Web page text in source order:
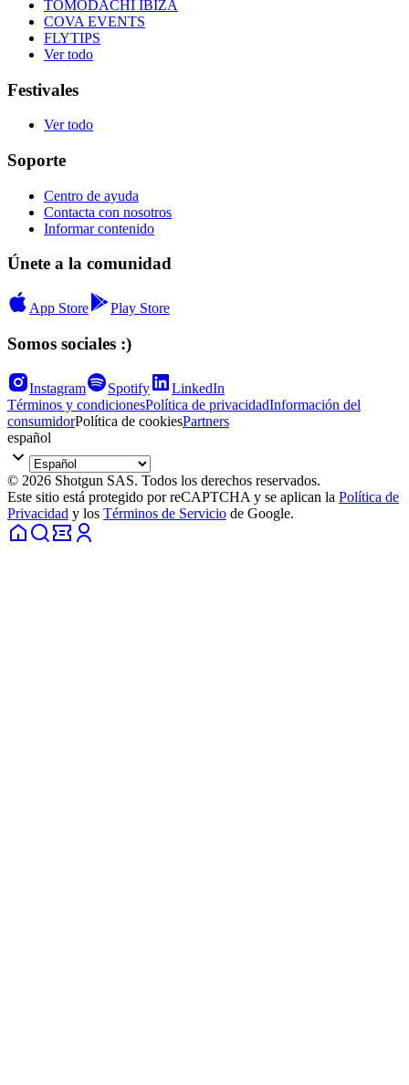
TOMODACHI IBIZA
COVA EVENTS
FLYTIPS
Ver todo
Festivales
Ver todo
Soporte
Centro de ayuda
Contacta con nosotros
Informar contenido
Únete a la comunidad
App Store Play Store
Somos sociales :)
Instagram Spotify
LinkedIn
Términos y condicionesPolítica de privacidadInformación del
consumidorPolítica de cookiesPartners
español
© 2026 Shotgun SAS. Todos los derechos reservados.
Este sitio está protegido por reCAPTCHA y se aplican la Política de
Privacidad y los Términos de Servicio de Google.